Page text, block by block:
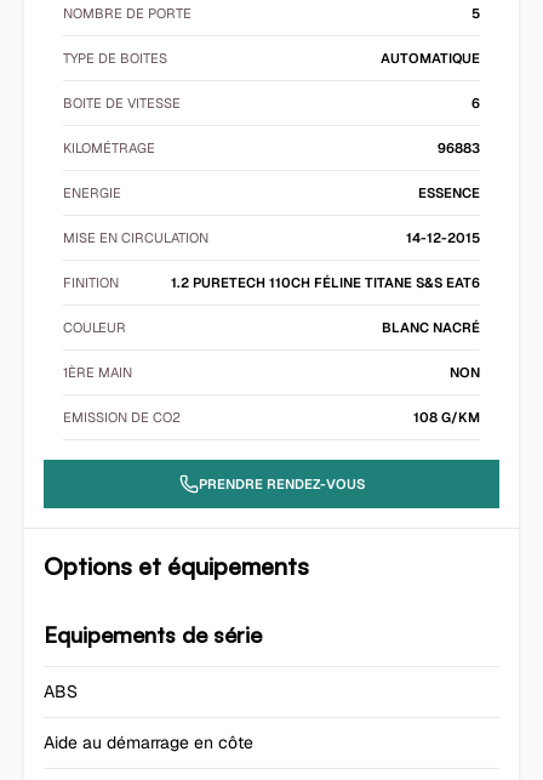
NOMBRE DE PORTE 5
TYPE DE BOITES AUTOMATIQUE
BOITE DE VITESSE 6
KILOMÉTRAGE 96883
ENERGIE ESSENCE
MISE EN CIRCULATION 14-12-2015
FINITION 1.2 PURETECH 110CH FÉLINE TITANE S&S EAT6
COULEUR BLANC NACRÉ
1ÈRE MAIN NON
EMISSION DE CO2 108 G/KM
PRENDRE RENDEZ-VOUS
Options et équipements
Equipements de série
ABS
Aide au démarrage en côte